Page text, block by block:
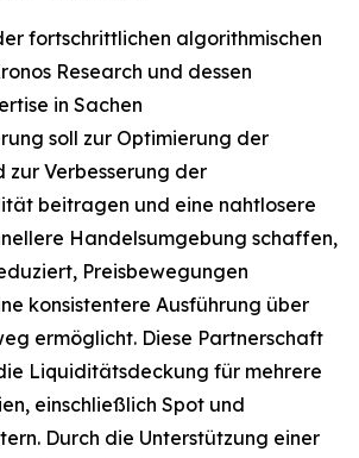
fortschrittlichen algorithmischen
Research und dessen
in Sachen
soll zur Optimierung der
zur Verbesserung der
beitragen und eine nahtlosere
Handelsumgebung schaffen,
Preisbewegungen
konsistentere Ausführung über
ermöglicht. Diese Partnerschaft
Liquiditätsdeckung für mehrere
einschließlich Spot und
Durch die Unterstützung einer